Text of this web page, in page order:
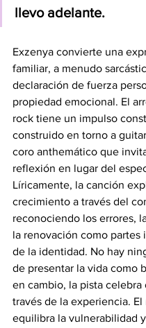
llevo adelante.
Exzenya convierte una
familiar, a menudo
declaración de fuerza
propiedad emocional. El
rock tiene un impulso
construido en torno a
coro anthemático que
reflexión en lugar del
Líricamente, la canción
crecimiento a través del
reconociendo los errores,
la renovación como partes
de la identidad. No hay
de presentar la vida como
en cambio, la pista celebra
través de la experiencia.
equilibra la vulnerabilidad